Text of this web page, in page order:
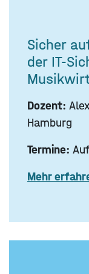
Sicher
der IT-
Dozent:
Hamburg
Termine:
Mehr